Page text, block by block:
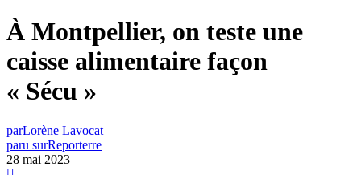
À Montpellier, on teste une
caisse alimentaire façon
« Sécu »
parLorène Lavocat
paru surReporterre
28 mai 2023